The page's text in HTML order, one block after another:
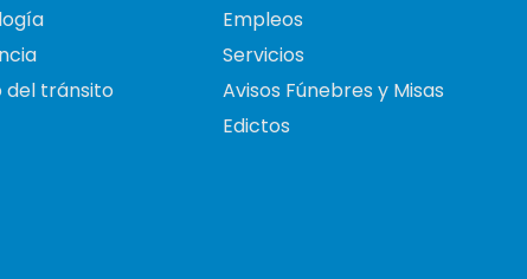
del tránsito
Empleos
Servicios
Avisos Fúnebres y Misas
Edictos